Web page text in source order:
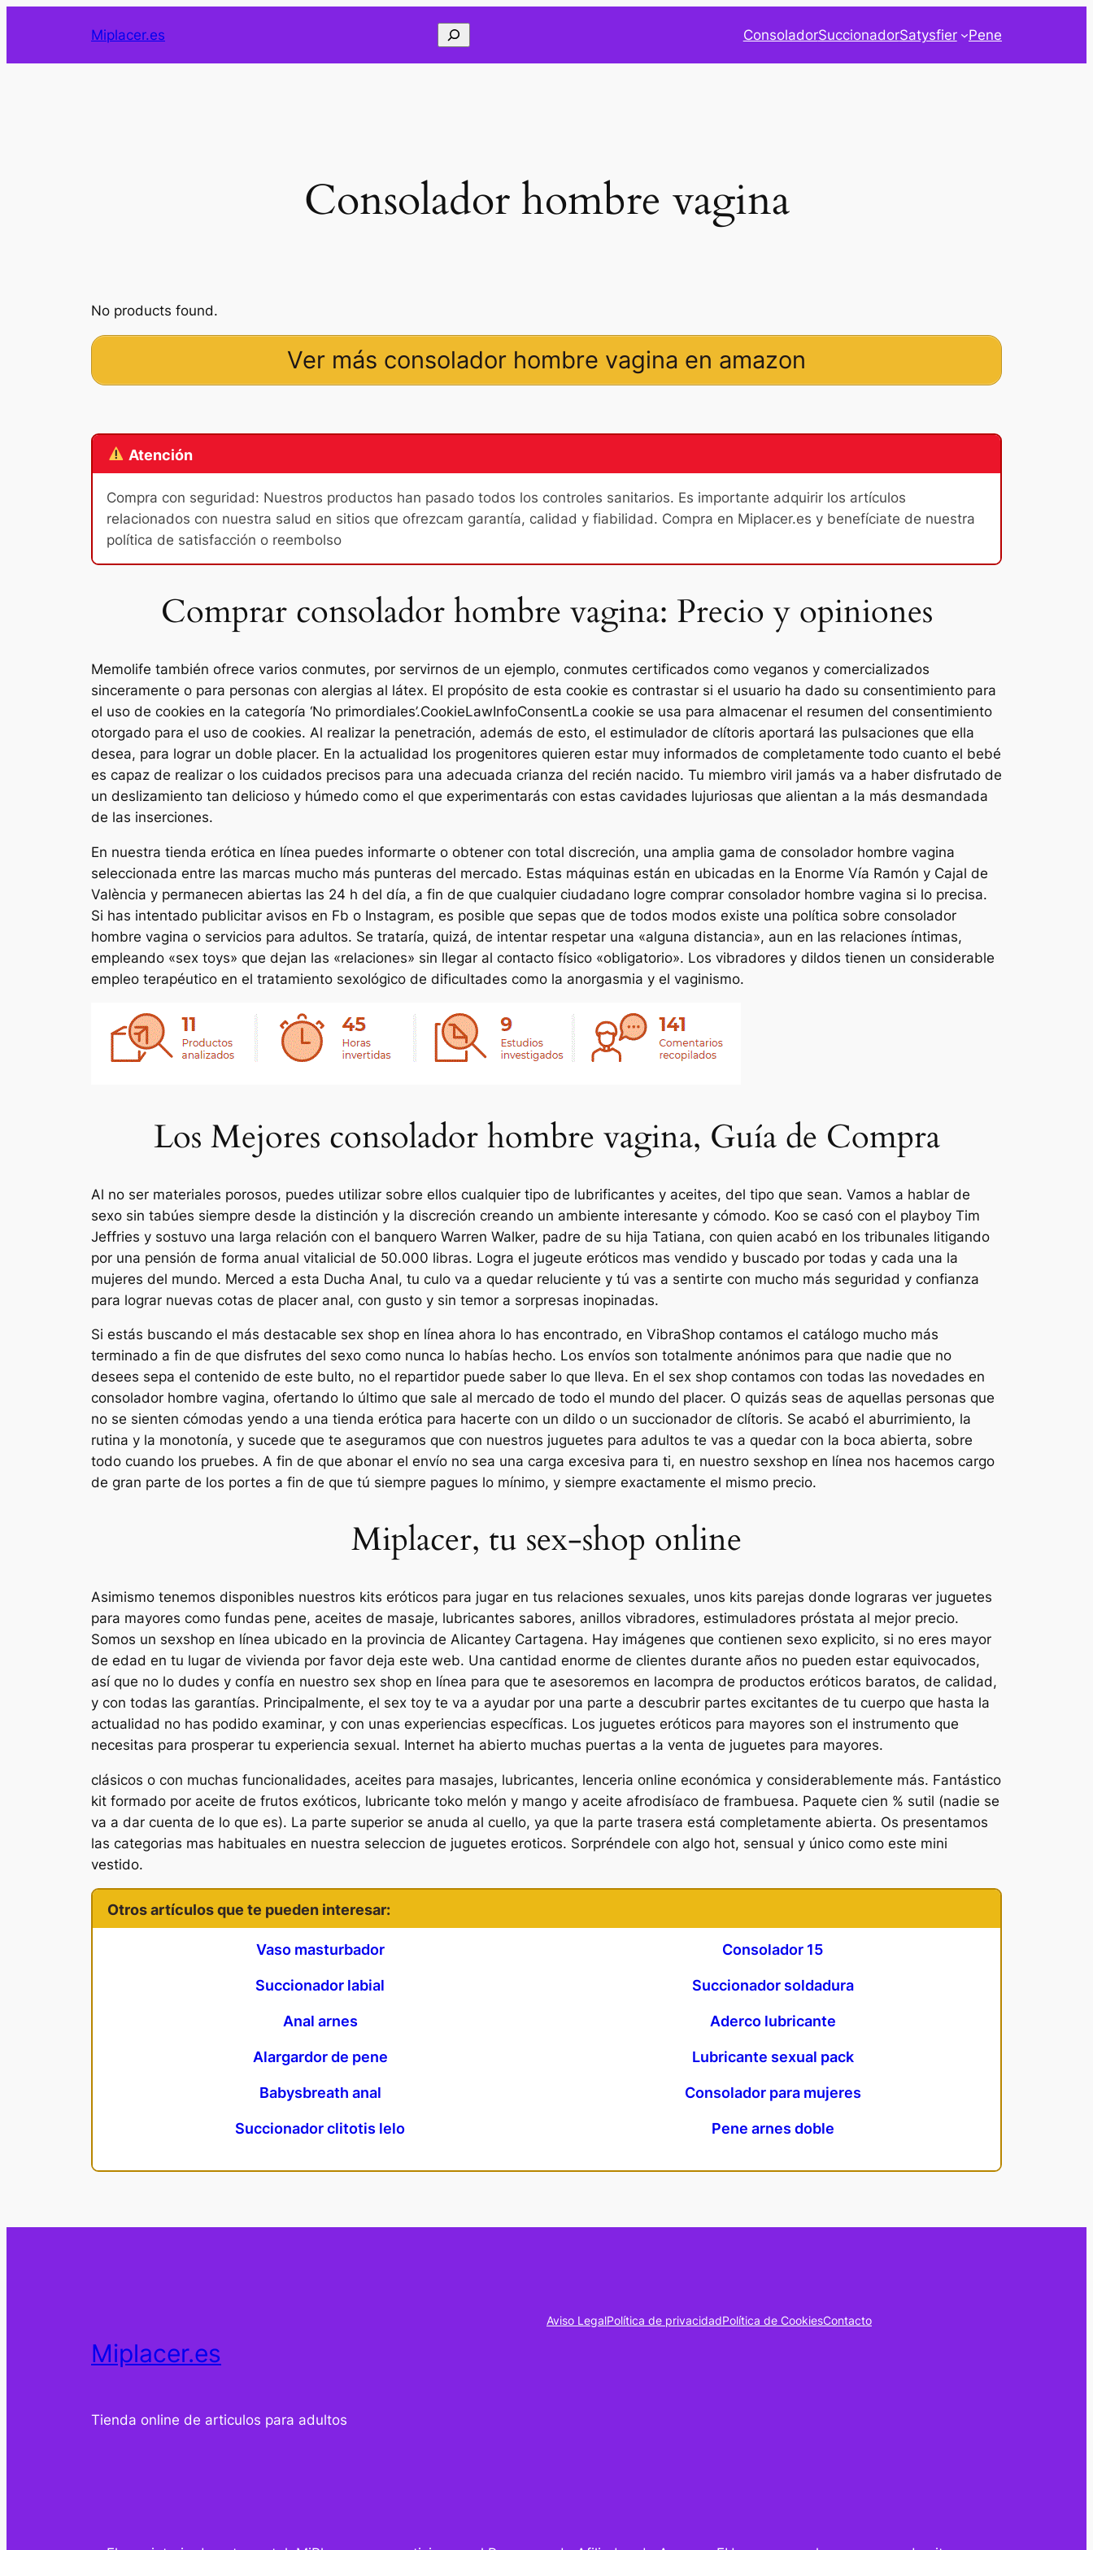
Miplacer.es Buscar ConsoladorSuccionadorSatysfier Pene
Consolador hombre vagina
No products found.
Ver más consolador hombre vagina en amazon
Atención
Compra con seguridad: Nuestros productos han pasado todos los controles sanitarios. Es importante adquirir los artículos
relacionados con nuestra salud en sitios que ofrezcam garantía, calidad y fiabilidad. Compra en Miplacer.es y benefíciate de nuestra
política de satisfacción o reembolso
Comprar consolador hombre vagina: Precio y opiniones
Memolife también ofrece varios conmutes, por servirnos de un ejemplo, conmutes certificados como veganos y comercializados
sinceramente o para personas con alergias al látex. El propósito de esta cookie es contrastar si el usuario ha dado su consentimiento para
el uso de cookies en la categoría ‘No primordiales’.CookieLawInfoConsentLa cookie se usa para almacenar el resumen del consentimiento
otorgado para el uso de cookies. Al realizar la penetración, además de esto, el estimulador de clítoris aportará las pulsaciones que ella
desea, para lograr un doble placer. En la actualidad los progenitores quieren estar muy informados de completamente todo cuanto el bebé
es capaz de realizar o los cuidados precisos para una adecuada crianza del recién nacido. Tu miembro viril jamás va a haber disfrutado de
un deslizamiento tan delicioso y húmedo como el que experimentarás con estas cavidades lujuriosas que alientan a la más desmandada
de las inserciones.
En nuestra tienda erótica en línea puedes informarte o obtener con total discreción, una amplia gama de consolador hombre vagina
seleccionada entre las marcas mucho más punteras del mercado. Estas máquinas están en ubicadas en la Enorme Vía Ramón y Cajal de
València y permanecen abiertas las 24 h del día, a fin de que cualquier ciudadano logre comprar consolador hombre vagina si lo precisa.
Si has intentado publicitar avisos en Fb o Instagram, es posible que sepas que de todos modos existe una política sobre consolador
hombre vagina o servicios para adultos. Se trataría, quizá, de intentar respetar una «alguna distancia», aun en las relaciones íntimas,
empleando «sex toys» que dejan las «relaciones» sin llegar al contacto físico «obligatorio». Los vibradores y dildos tienen un considerable
empleo terapéutico en el tratamiento sexológico de dificultades como la anorgasmia y el vaginismo.
Los Mejores consolador hombre vagina, Guía de Compra
Al no ser materiales porosos, puedes utilizar sobre ellos cualquier tipo de lubrificantes y aceites, del tipo que sean. Vamos a hablar de
sexo sin tabúes siempre desde la distinción y la discreción creando un ambiente interesante y cómodo. Koo se casó con el playboy Tim
Jeffries y sostuvo una larga relación con el banquero Warren Walker, padre de su hija Tatiana, con quien acabó en los tribunales litigando
por una pensión de forma anual vitalicial de 50.000 libras. Logra el jugeute eróticos mas vendido y buscado por todas y cada una la
mujeres del mundo. Merced a esta Ducha Anal, tu culo va a quedar reluciente y tú vas a sentirte con mucho más seguridad y confianza
para lograr nuevas cotas de placer anal, con gusto y sin temor a sorpresas inopinadas.
Si estás buscando el más destacable sex shop en línea ahora lo has encontrado, en VibraShop contamos el catálogo mucho más
terminado a fin de que disfrutes del sexo como nunca lo habías hecho. Los envíos son totalmente anónimos para que nadie que no
desees sepa el contenido de este bulto, no el repartidor puede saber lo que lleva. En el sex shop contamos con todas las novedades en
consolador hombre vagina, ofertando lo último que sale al mercado de todo el mundo del placer. O quizás seas de aquellas personas que
no se sienten cómodas yendo a una tienda erótica para hacerte con un dildo o un succionador de clítoris. Se acabó el aburrimiento, la
rutina y la monotonía, y sucede que te aseguramos que con nuestros juguetes para adultos te vas a quedar con la boca abierta, sobre
todo cuando los pruebes. A fin de que abonar el envío no sea una carga excesiva para ti, en nuestro sexshop en línea nos hacemos cargo
de gran parte de los portes a fin de que tú siempre pagues lo mínimo, y siempre exactamente el mismo precio.
Miplacer, tu sex-shop online
Asimismo tenemos disponibles nuestros kits eróticos para jugar en tus relaciones sexuales, unos kits parejas donde lograras ver juguetes
para mayores como fundas pene, aceites de masaje, lubricantes sabores, anillos vibradores, estimuladores próstata al mejor precio.
Somos un sexshop en línea ubicado en la provincia de Alicantey Cartagena. Hay imágenes que contienen sexo explicito, si no eres mayor
de edad en tu lugar de vivienda por favor deja este web. Una cantidad enorme de clientes durante años no pueden estar equivocados,
así que no lo dudes y confía en nuestro sex shop en línea para que te asesoremos en lacompra de productos eróticos baratos, de calidad,
y con todas las garantías. Principalmente, el sex toy te va a ayudar por una parte a descubrir partes excitantes de tu cuerpo que hasta la
actualidad no has podido examinar, y con unas experiencias específicas. Los juguetes eróticos para mayores son el instrumento que
necesitas para prosperar tu experiencia sexual. Internet ha abierto muchas puertas a la venta de juguetes para mayores.
clásicos o con muchas funcionalidades, aceites para masajes, lubricantes, lenceria online económica y considerablemente más. Fantástico
kit formado por aceite de frutos exóticos, lubricante toko melón y mango y aceite afrodisíaco de frambuesa. Paquete cien % sutil (nadie se
va a dar cuenta de lo que es). La parte superior se anuda al cuello, ya que la parte trasera está completamente abierta. Os presentamos
las categorias mas habituales en nuestra seleccion de juguetes eroticos. Sorpréndele con algo hot, sensual y único como este mini
vestido.
Otros artículos que te pueden interesar:
Vaso masturbador Consolador 15
Succionador labial Succionador soldadura
Anal arnes Aderco lubricante
Alargardor de pene Lubricante sexual pack
Babysbreath anal Consolador para mujeres
Succionador clitotis lelo Pene arnes doble
Miplacer.es
Tienda online de articulos para adultos
Aviso LegalPolítica de privacidadPolítica de CookiesContacto